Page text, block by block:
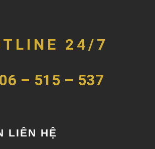
24/7
– 515 – 537
LIÊN HỆ